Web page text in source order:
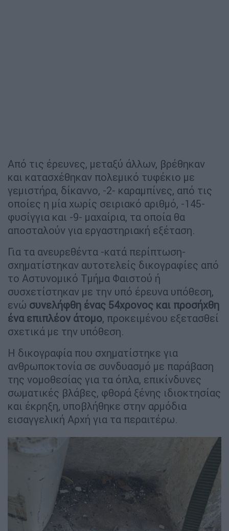
Από τις έρευνες, μεταξύ άλλων, βρέθηκαν
και κατασχέθηκαν πολεμικό τυφέκιο με
γεμιστήρα, δίκαννο, -2- καραμπίνες, από τις
οποίες η μία χωρίς σειριακό αριθμό, -145-
φυσίγγια και -9- μαχαίρια, τα οποία θα
αποσταλούν για εργαστηριακή εξέταση.
Για τα ανευρεθέντα -κατά περίπτωση-
σχηματίστηκαν αυτοτελείς δικογραφίες από
το Αστυνομικό Τμήμα Φαιστού ή
συσχετίστηκαν με την υπό έρευνα υπόθεση,
ενώ συνελήφθη ένας 54χρονος και προσήχθη
ένα επιπλέον άτομο, προκειμένου εξετασθεί
σχετικά με την υπόθεση.
Η δικογραφία που σχηματίστηκε για
ανθρωποκτονία σε συνδυασμό με παράβαση
της νομοθεσίας για τα όπλα, επικίνδυνες
σωματικές βλάβες, φθορά ξένης ιδιοκτησίας
και έκρηξη, υποβλήθηκε στην αρμόδια
εισαγγελική Αρχή για τα περαιτέρω.